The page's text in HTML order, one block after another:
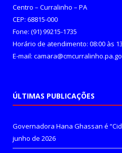
Centro – Curralinho – PA
CEP: 68815-000
Fone: (91) 99215-1735
Horário de atendimento: 08:00 às
E-mail:
ÚLTIMAS PUBLICAÇÕES
Governadora Hana Ghassan é
junho de 2026